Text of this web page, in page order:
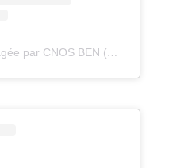
Une publication partagée par CNOS BEN (@cnos_ben)